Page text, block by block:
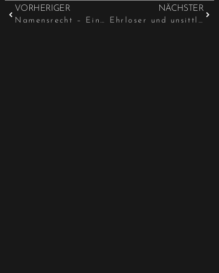
VORHERIGER
Namensrecht – Einwilligung in Namensänderung kann auch ohne Kindeswohlgefährdung ersetzt werden
NÄCHSTER
Ehrloser und unsittlicher Lebenswandel ist kein Grund mehr für einen Pflichtteilsentzug